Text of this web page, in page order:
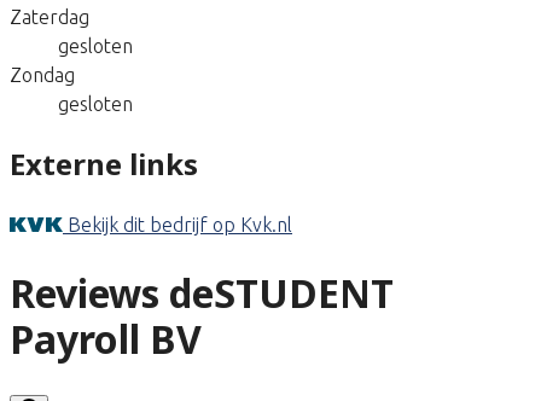
Zaterdag
gesloten
Zondag
gesloten
Externe links
Bekijk dit bedrijf op Kvk.nl
Reviews deSTUDENT
Payroll BV